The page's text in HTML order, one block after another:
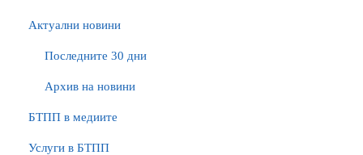
Актуални новини
Последните 30 дни
Архив на новини
БTПП в медиите
Услуги в БТПП